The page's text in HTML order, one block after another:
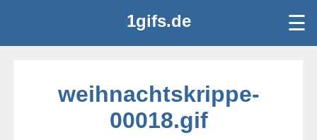
1gifs.de ☰
weihnachtskrippe-
00018.gif